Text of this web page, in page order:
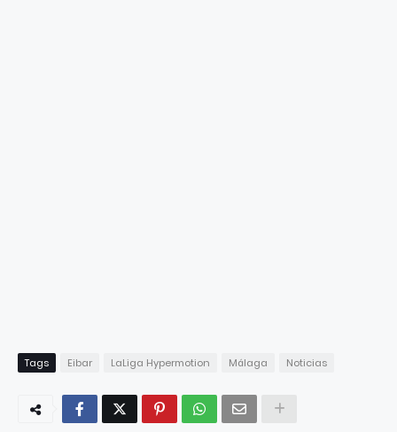
Tags Eibar LaLiga Hypermotion Málaga Noticias